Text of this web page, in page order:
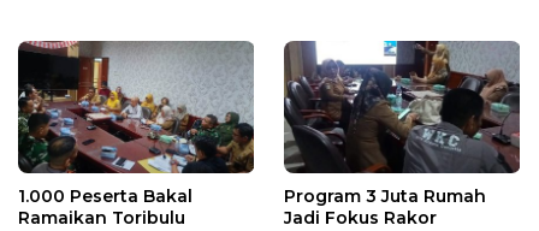
1.000 Peserta Bakal
Ramaikan Toribulu
Program 3 Juta Rumah
Jadi Fokus Rakor